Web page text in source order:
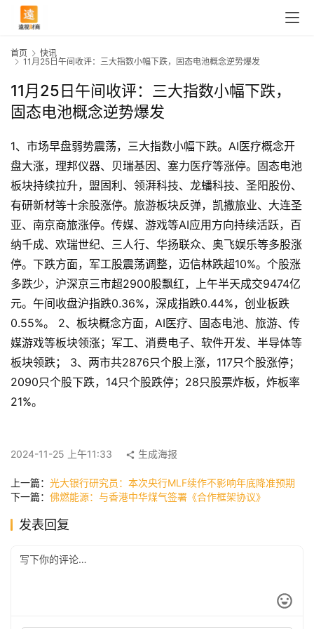
首
页
快
讯
公
时
首页
快讯
11月25日午间收评：三大指数小幅下跌，固态电池概念逆势爆发
11月25日午间收评：三大指数小幅下跌，
固态电池概念逆势爆发
1、市场早盘弱势震荡，三大指数小幅下跌。AI医疗概念开
盘大涨，理邦仪器、贝瑞基因、塞力医疗等涨停。固态电池
板块持续拉升，盟固利、领湃科技、龙蟠科技、圣阳股份、
有研新材等十余股涨停。旅游板块反弹，凯撒旅业、大连圣
亚、南京商旅涨停。传媒、游戏等AI应用方向持续活跃，百
纳千成、欢瑞世纪、三人行、华扬联众、奥飞娱乐等多股涨
停。下跌方面，军工股震荡调整，迈信林跌超10%。个股涨
多跌少，沪深京三市超2900股飘红，上午半天成交9474亿
元。午间收盘沪指跌0.36%，深成指跌0.44%，创业板跌
0.55%。 2、板块概念方面，AI医疗、固态电池、旅游、传
媒游戏等板块领涨；军工、消费电子、软件开发、半导体等
板块领跌； 3、两市共2876只个股上涨，117只个股涨停；
2090只个股下跌，14只个股跌停；28只股票炸板，炸板率
21%。
2024-11-25 上午11:33 生成海报
上一篇： 光大银行研究员：本次央行MLF续作不影响年底降准预期
下一篇： 佛燃能源：与香港中华煤气签署《合作框架协议》
发表回复